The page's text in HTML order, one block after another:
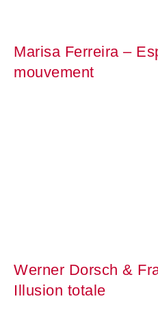
Marisa Ferreira –
mouvement
Werner Dorsch &
Illusion totale